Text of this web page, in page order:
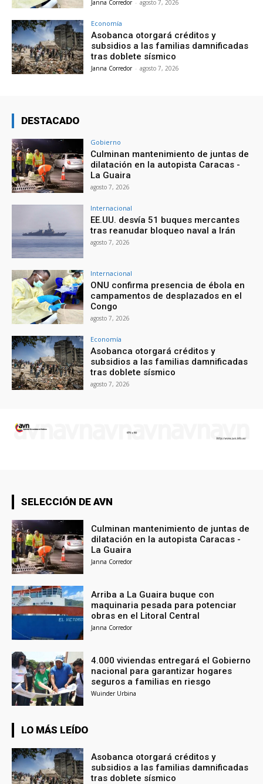
Janna Corredor - agosto 7, 2026
Economía
Asobanca otorgará créditos y
subsidios a las familias damnificadas
tras doblete sísmico
Janna Corredor - agosto 7, 2026
DESTACADO
Gobierno
Culminan mantenimiento de juntas de
dilatación en la autopista Caracas -
La Guaira
agosto 7, 2026
Internacional
EE.UU. desvía 51 buques mercantes
tras reanudar bloqueo naval a Irán
agosto 7, 2026
Internacional
ONU confirma presencia de ébola en
campamentos de desplazados en el
Congo
agosto 7, 2026
Economía
Asobanca otorgará créditos y
subsidios a las familias damnificadas
tras doblete sísmico
agosto 7, 2026
SELECCIÓN DE AVN
Culminan mantenimiento de juntas de
dilatación en la autopista Caracas -
La Guaira
Janna Corredor
Arriba a La Guaira buque con
maquinaria pesada para potenciar
obras en el Litoral Central
Janna Corredor
4.000 viviendas entregará el Gobierno
nacional para garantizar hogares
seguros a familias en riesgo
Wuinder Urbina
LO MÁS LEÍDO
Asobanca otorgará créditos y
subsidios a las familias damnificadas
tras doblete sísmico